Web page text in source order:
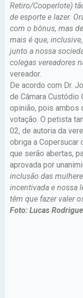
Retiro/Cooperlote)
de esporte e lazer.
com o bônus, mas
mais é que,
junto a nossa
colegas vereadores
vereador.
De acordo com Dr.
de Câmara Custódio
opinião, pois ambos
votação. O petista
02, de autoria da
obriga a Copersucar
que serão abertas,
aprovada por
inclusão das
incentivada e nossa
têm que fazer valer
Foto: Lucas